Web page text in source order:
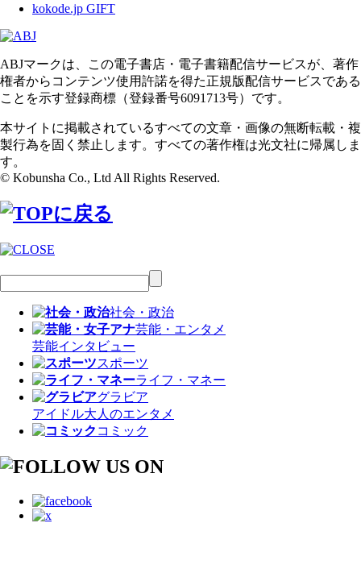
kokode.jp GIFT
ABJマークは、この電子書店・電子書籍配信サービスが、著作
権者からコンテンツ使用許諾を得た正規版配信サービスである
ことを示す登録商標（登録番号6091713号）です。
本サイトに掲載されているすべての文章・画像の無断転載・複
製行為を固く禁止します。すべての著作権は光文社に帰属しま
す。
© Kobunsha Co., Ltd All Rights Reserved.
社会・政治
芸能・エンタメ
芸能インタビュー
スポーツ
ライフ・マネー
グラビア
アイドル大人のエンタメ
コミック